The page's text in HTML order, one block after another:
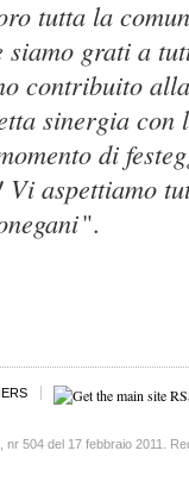
tutta la
grati a
contribuito
sinergia
di
aspettiamo
".
504 del 17 febbraio 2011.